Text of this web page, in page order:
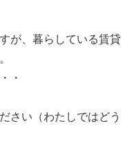
が、暮らしている賃貸
・
さい（わたしではどう